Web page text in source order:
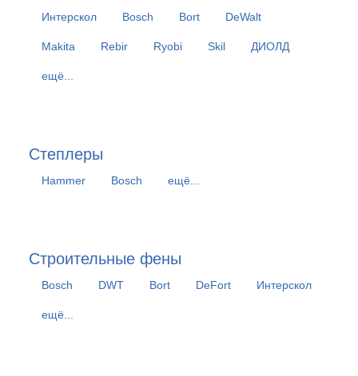
Интерскол Bosch Bort DeWalt
Makita Rebir Ryobi Skil ДИОЛД
ещё...
Степлеры
Hammer Bosch ещё...
Строительные фены
Bosch DWT Bort DeFort Интерскол
ещё...